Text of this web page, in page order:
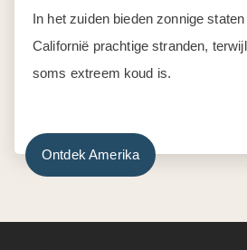
In het zuiden bieden zonnige
Californië prachtige stranden,
soms extreem koud is.
Ontdek Amerika